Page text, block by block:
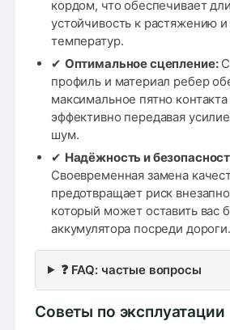
кордом, что обеспечивает
устойчивость к растяжению
температур.
✔ Оптимальное сцепление:
профиль и материал ребер
максимальное пятно
эффективно передавая
шум.
✔ Надёжность и
Своевременная замена
предотвращает риск
который может оставить вас
аккумулятора посреди дороги.
❓ FAQ: частые вопросы
Советы по эксплуатации